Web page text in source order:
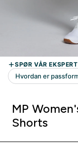
MP
Shorts